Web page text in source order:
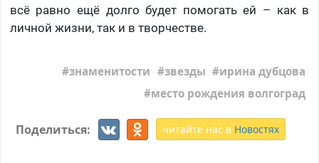
всё равно ещё долго будет помогать ей – как в
личной жизни, так и в творчестве.
знаменитости звезды
ирина дубцова
место рождения волгоград
Поделиться: читайте нас в Новостях